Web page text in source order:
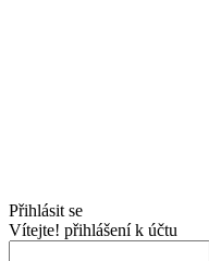
Přihlásit se
Vítejte! přihlášení k účtu